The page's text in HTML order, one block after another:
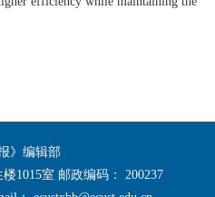
》编辑部
1015室 邮政编码： 200237